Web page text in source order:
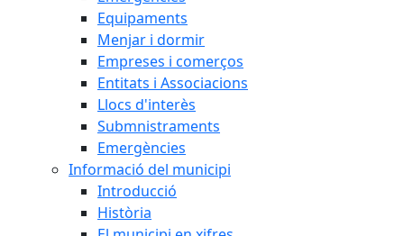
Equipaments
Menjar i dormir
Empreses i comerços
Entitats i Associacions
Llocs d'interès
Submnistraments
Emergències
Informació del municipi
Introducció
Història